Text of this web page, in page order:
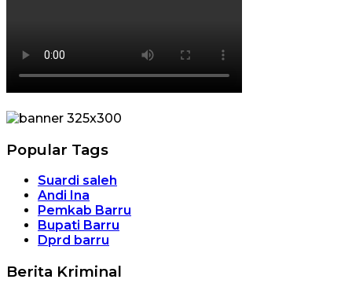
Popular Tags
Suardi saleh
Andi Ina
Pemkab Barru
Bupati Barru
Dprd barru
Berita Kriminal